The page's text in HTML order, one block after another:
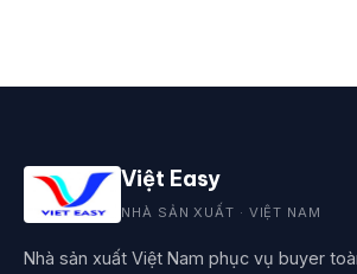
Việt Easy
NHÀ SẢN XUẤT · VIỆT NAM
Nhà sản xuất Việt Nam phục vụ buyer